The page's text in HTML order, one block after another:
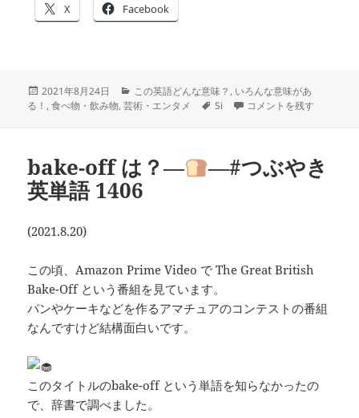
X Facebook
投
稿
2021年8月24日
カ
テ
この英語どんな意味？ , いろんな意味があ
る！ ,食べ物・飲み物,芸術・エンタメ
タ
Si 形容詞のsignatureは？―
コメントを残す
bake-off は？―
―#つぶやき
英単語 1406
(2021.8.20)
この頃、Amazon Prime Video で The Great British
Bake-Off という番組を見ています。
パンやケーキなどを作るアマチュアのコンテストの番組
なんですけど結構面白いです。
このタイトルのbake-off という単語を知らなかったの
で、辞書で調べました。